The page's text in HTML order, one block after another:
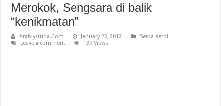
Merokok, Sengsara di balik
“kenikmatan”
Arabiyatuna.Com January 23, 2012
Serba serbi
Leave a comment
139 Views